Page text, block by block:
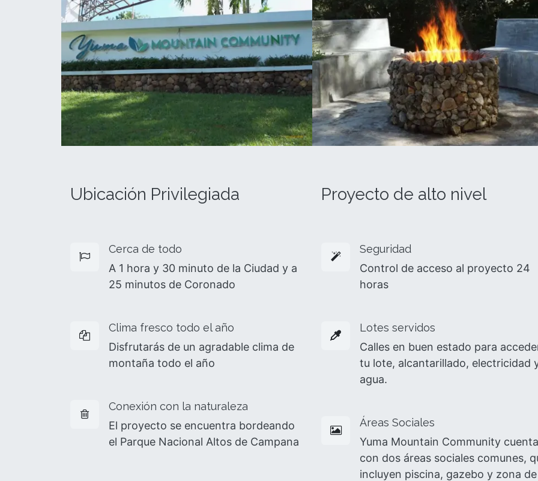
Ubicación Privilegiada
Cerca de todo
A 1 hora y 30 minuto de la Ciudad y a
25 minutos de Coronado
Clima fresco todo el año
Disfrutarás de un agradable clima de
montaña todo el año
Conexión con la naturaleza
El proyecto se encuentra bordeando
el Parque Nacional Altos de Campana
Proyecto de alto nivel
Seguridad
Control de acceso al proyecto 24
horas
Lotes servidos
Calles en buen estado para
tu lote, alcantarillado, electricidad
agua.
Áreas Sociales
Yuma Mountain Community cuenta
con dos áreas sociales comunes,
incluyen piscina, gazebo y zona de